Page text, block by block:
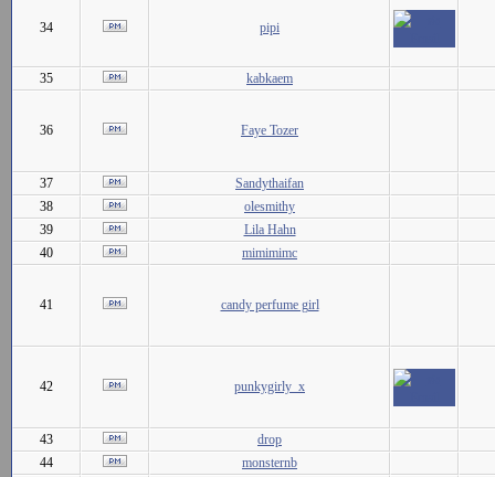
34 pipi
35 kabkaem
36 Faye Tozer
37
Sandythaifan
38
olesmithy
39
Lila Hahn
40
mimimimc
41 candy perfume girl
42 punkygirly_x
43
drop
44
monsternb